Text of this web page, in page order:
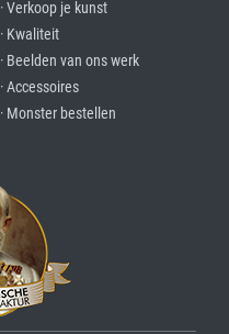
· Verkoop je kunst
· Kwaliteit
· Beelden van ons werk
· Accessoires
· Monster bestellen